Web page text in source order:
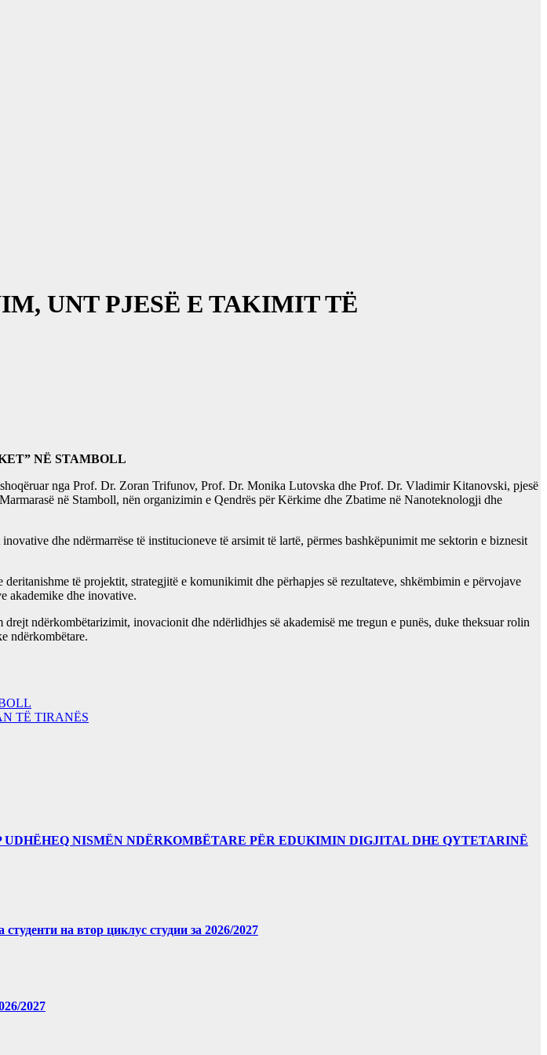
UNT PJESË E TAKIMIT TË
NË STAMBOLL
nga Prof. Dr. Zoran Trifunov, Prof. Dr. Monika Lutovska dhe Prof. Dr. Vladimir Kitanovski, pjesë
në Stamboll, nën organizimin e Qendrës për Kërkime dhe Zbatime në Nanoteknologji dhe
dhe ndërmarrëse të institucioneve të arsimit të lartë, përmes bashkëpunimit me sektorin e biznesit
të projektit, strategjitë e komunikimit dhe përhapjes së rezultateve, shkëmbimin e përvojave
akademike dhe inovative.
ndërkombëtarizimit, inovacionit dhe ndërlidhjes së akademisë me tregun e punës, duke theksuar rolin
ndërkombëtare.
TË TIRANËS
NISMËN NDËRKOMBËTARE PËR EDUKIMIN DIGJITAL DHE QYTETARINË
на втор циклус студии за 2026/2027
2027